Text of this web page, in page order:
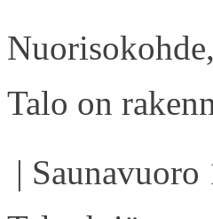
Talo on
|